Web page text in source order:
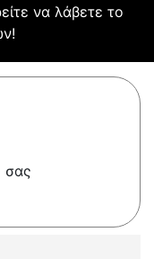
να λάβετε το
σας